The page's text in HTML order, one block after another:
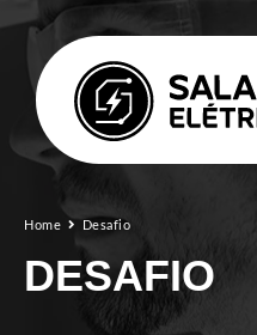
Home Desafio
DESAFIO